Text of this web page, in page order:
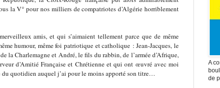
la V° pour nos milliers de compatriotes d’Algérie horriblement
amis, et qui s’aimaient tellement parce que de même
humour, même foi patriotique et catholique : Jean-Jacques, le
la Charlemagne et André, le fils du rabbin, de l’armée d’Afrique,
d’Amitié Française et Chrétienne et qui ont œuvré avec moi
du quotidien auquel j’ai pour le moins apporté son titre…
A
de